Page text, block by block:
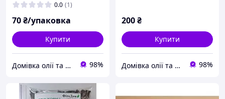
0.0 (1)
70₴/упаковка
Купити
Домівка олії та меду 98%
200₴
Купити
Домівка олії та меду 98%